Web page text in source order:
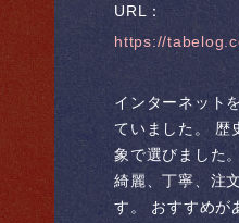
URL：
https://
インターネット
ていました。 歴
象で選びました
綺麗、丁寧、注
す。 おすすめが